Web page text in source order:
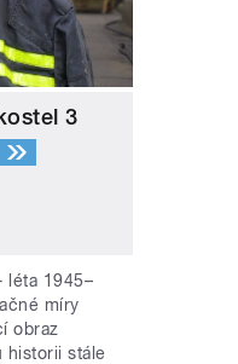
3
léta 1945–
míry
obraz
historii stále